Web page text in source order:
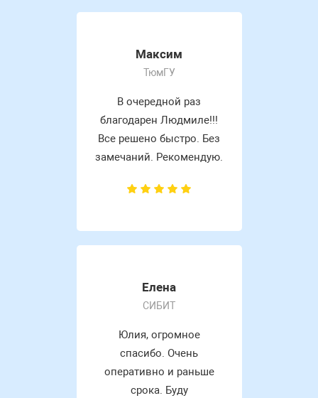
Максим
ТюмГУ
В очередной раз
благодарен Людмиле!!!
Все решено быстро. Без
замечаний. Рекомендую.
Елена
СИБИТ
Юлия, огромное
спасибо. Очень
оперативно и раньше
срока. Буду